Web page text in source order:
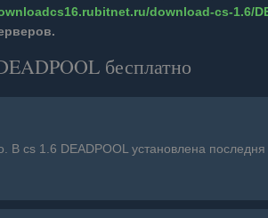
download-cs-1.6/
бесплатно
В cs 1.6 DEADPOOL установлена